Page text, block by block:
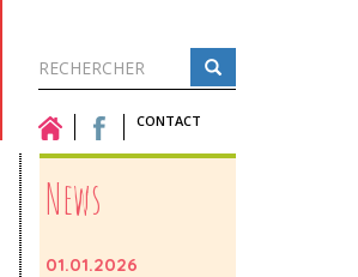
Formulaire
de
recherche
Rechercher CONTACT
News
01.01.2026